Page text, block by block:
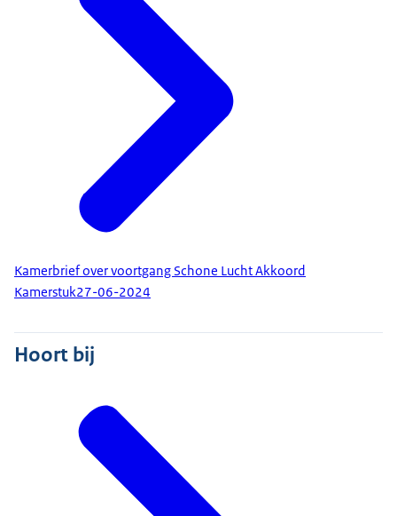
Kamerbrief over voortgang Schone Lucht Akkoord
Kamerstuk27-06-2024
Hoort bij